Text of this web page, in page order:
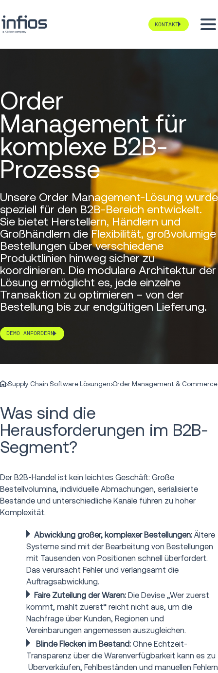
KONTAKT
Order
Management für
komplexe B2B-
Prozesse
Unsere Order Management-Lösung wurde
speziell für den B2B-Bereich entwickelt.
Sie bietet Herstellern, Händlern und
Großhändlern die Flexibilität, großvolumige
Bestellungen über verschiedene
Produktlinien hinweg sicher zu
koordinieren. Die modulare Architektur der
Lösung ermöglicht es, jede einzelne
Transaktion zu optimieren – von der
Bestellung bis zur endgültigen Lieferung.
DEMO ANFORDERN
Supply Chain Software Lösungen Order Management &
Was sind die
Herausforderungen im B2B-
Segment?
Der B2B-Handel ist kein leichtes Geschäft: Große
Bestellvolumina, individuelle Abmachungen, serialisierte
Bestände und unterschiedliche Kanäle führen zu hoher
Komplexität.
Abwicklung großer, komplexer Bestellungen: Ältere
Systeme sind mit der Bearbeitung von Bestellungen
mit Tausenden von Positionen schnell überfordert.
Das verursacht Fehler und verlangsamt die
Auftragsabwicklung.
Faire Zuteilung der Waren: Die Devise „Wer zuerst
kommt, mahlt zuerst“ reicht nicht aus, um die
Nachfrage über Kunden, Regionen und
Vereinbarungen angemessen auszugleichen.
Blinde Flecken im Bestand: Ohne Echtzeit-
Transparenz über die Warenverfügbarkeit kann es zu
Überverkäufen, Fehlbeständen und manuellen Fehlern